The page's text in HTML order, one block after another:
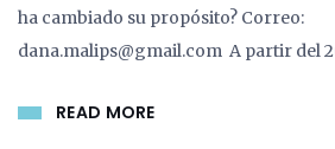
ha cambiado su propósito? Correo:
dana.malips@gmail.com A partir del
READ MORE